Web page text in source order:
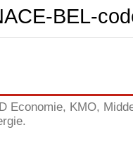
BEL-
Economie, KMO,